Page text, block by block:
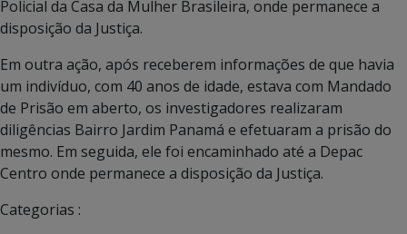
Policial da Casa da Mulher Brasileira, onde permanece a
disposição da Justiça.
Em outra ação, após receberem informações de que havia
um indivíduo, com 40 anos de idade, estava com Mandado
de Prisão em aberto, os investigadores realizaram
diligências Bairro Jardim Panamá e efetuaram a prisão do
mesmo. Em seguida, ele foi encaminhado até a Depac
Centro onde permanece a disposição da Justiça.
Categorias :